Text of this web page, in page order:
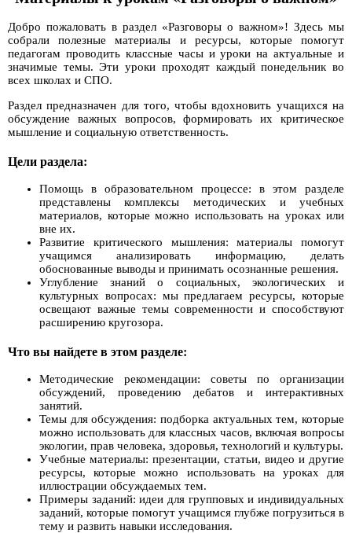
Добро пожаловать в раздел «Разговоры о важном»! Здесь мы
собрали полезные материалы и ресурсы, которые помогут
педагогам проводить классные часы и уроки на актуальные и
значимые темы. Эти уроки проходят каждый понедельник во
всех школах и СПО.
Раздел предназначен для того, чтобы вдохновить учащихся на
обсуждение важных вопросов, формировать их критическое
мышление и социальную ответственность.
Цели раздела:
Помощь в образовательном процессе: в этом разделе
представлены комплексы методических и учебных
материалов, которые можно использовать на уроках или
вне их.
Развитие критического мышления: материалы помогут
учащимся анализировать информацию, делать
обоснованные выводы и принимать осознанные решения.
Углубление знаний о социальных, экологических и
культурных вопросах: мы предлагаем ресурсы, которые
освещают важные темы современности и способствуют
расширению кругозора.
Что вы найдете в этом разделе:
Методические рекомендации: советы по организации
обсуждений, проведению дебатов и интерактивных
занятий.
Темы для обсуждения: подборка актуальных тем, которые
можно использовать для классных часов, включая вопросы
экологии, прав человека, здоровья, технологий и культуры.
Учебные материалы: презентации, статьи, видео и другие
ресурсы, которые можно использовать на уроках для
иллюстрации обсуждаемых тем.
Примеры заданий: идеи для групповых и индивидуальных
заданий, которые помогут учащимся глубже погрузиться в
тему и развить навыки исследования.